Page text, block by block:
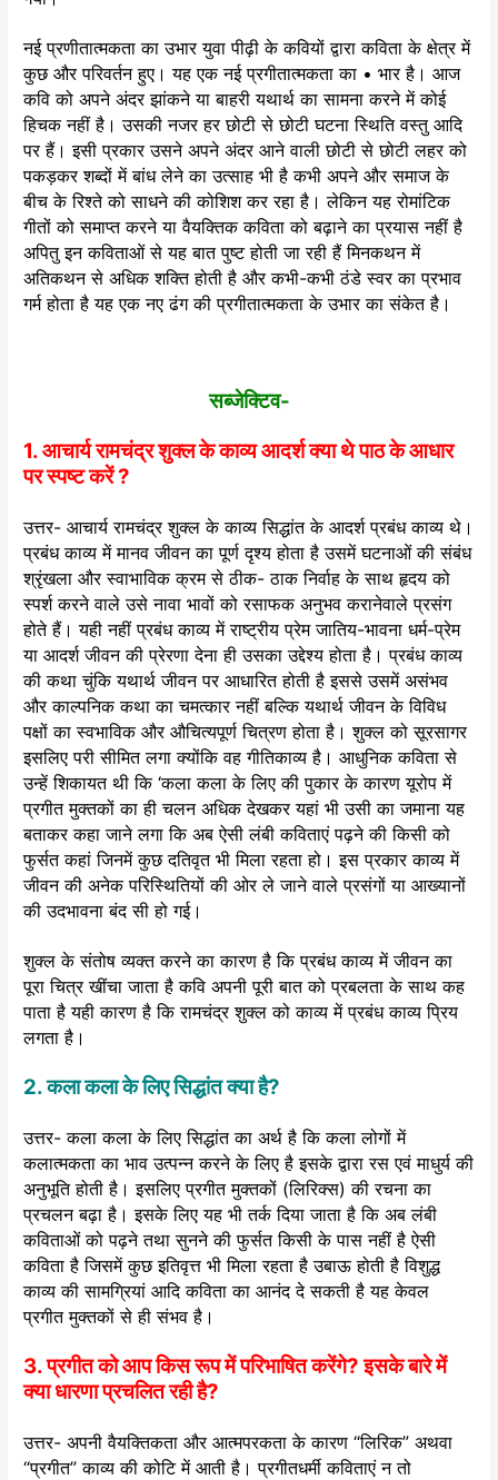
नई प्रणीतात्मकता का उभार युवा पीढ़ी के कवियों द्वारा कविता के क्षेत्र में
कुछ और परिवर्तन हुए। यह एक नई प्रगीतात्मकता का • भार है। आज
कवि को अपने अंदर झांकने या बाहरी यथार्थ का सामना करने में कोई
हिचक नहीं है। उसकी नजर हर छोटी से छोटी घटना स्थिति वस्तु आदि
पर हैं। इसी प्रकार उसने अपने अंदर आने वाली छोटी से छोटी लहर को
पकड़कर शब्दों में बांध लेने का उत्साह भी है कभी अपने और समाज के
बीच के रिश्ते को साधने की कोशिश कर रहा है। लेकिन यह रोमांटिक
गीतों को समाप्त करने या वैयक्तिक कविता को बढ़ाने का प्रयास नहीं है
अपितु इन कविताओं से यह बात पुष्ट होती जा रही हैं मिनकथन में
अतिकथन से अधिक शक्ति होती है और कभी-कभी ठंडे स्वर का प्रभाव
गर्म होता है यह एक नए ढंग की प्रगीतात्मकता के उभार का संकेत है।
सब्जेक्टिव-
1. आचार्य रामचंद्र शुक्ल के काव्य आदर्श क्या थे पाठ के आधार
पर स्पष्ट करें ?
उत्तर- आचार्य रामचंद्र शुक्ल के काव्य सिद्धांत के आदर्श प्रबंध काव्य थे।
प्रबंध काव्य में मानव जीवन का पूर्ण दृश्य होता है उसमें घटनाओं की संबंध
श्रृंखला और स्वाभाविक क्रम से ठीक- ठाक निर्वाह के साथ हृदय को
स्पर्श करने वाले उसे नावा भावों को रसाफक अनुभव करानेवाले प्रसंग
होते हैं। यही नहीं प्रबंध काव्य में राष्ट्रीय प्रेम जातिय-भावना धर्म-प्रेम
या आदर्श जीवन की प्रेरणा देना ही उसका उद्देश्य होता है। प्रबंध काव्य
की कथा चुंकि यथार्थ जीवन पर आधारित होती है इससे उसमें असंभव
और काल्पनिक कथा का चमत्कार नहीं बल्कि यथार्थ जीवन के विविध
पक्षों का स्वभाविक और औचित्यपूर्ण चित्रण होता है। शुक्ल को सूरसागर
इसलिए परी सीमित लगा क्योंकि वह गीतिकाव्य है। आधुनिक कविता से
उन्हें शिकायत थी कि ‘कला कला के लिए की पुकार के कारण यूरोप में
प्रगीत मुक्तकों का ही चलन अधिक देखकर यहां भी उसी का जमाना यह
बताकर कहा जाने लगा कि अब ऐसी लंबी कविताएं पढ़ने की किसी को
फुर्सत कहां जिनमें कुछ दतिवृत भी मिला रहता हो। इस प्रकार काव्य में
जीवन की अनेक परिस्थितियों की ओर ले जाने वाले प्रसंगों या आख्यानों
की उदभावना बंद सी हो गई।
शुक्ल के संतोष व्यक्त करने का कारण है कि प्रबंध काव्य में जीवन का
पूरा चित्र खींचा जाता है कवि अपनी पूरी बात को प्रबलता के साथ कह
पाता है यही कारण है कि रामचंद्र शुक्ल को काव्य में प्रबंध काव्य प्रिय
लगता है।
2. कला कला के लिए सिद्धांत क्या है?
उत्तर- कला कला के लिए सिद्धांत का अर्थ है कि कला लोगों में
कलात्मकता का भाव उत्पन्न करने के लिए है इसके द्वारा रस एवं माधुर्य की
अनुभूति होती है। इसलिए प्रगीत मुक्तकों (लिरिक्स) की रचना का
प्रचलन बढ़ा है। इसके लिए यह भी तर्क दिया जाता है कि अब लंबी
कविताओं को पढ़ने तथा सुनने की फुर्सत किसी के पास नहीं है ऐसी
कविता है जिसमें कुछ इतिवृत्त भी मिला रहता है उबाऊ होती है विशुद्ध
काव्य की सामग्रियां आदि कविता का आनंद दे सकती है यह केवल
प्रगीत मुक्तकों से ही संभव है।
3. प्रगीत को आप किस रूप में परिभाषित करेंगे? इसके बारे में
क्या धारणा प्रचलित रही है?
उत्तर- अपनी वैयक्तिकता और आत्मपरकता के कारण “लिरिक” अथवा
“प्रगीत” काव्य की कोटि में आती है। प्रगीतधर्मी कविताएं न तो